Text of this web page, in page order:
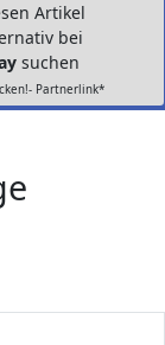
Artikel
bei
suchen
Partnerlink*